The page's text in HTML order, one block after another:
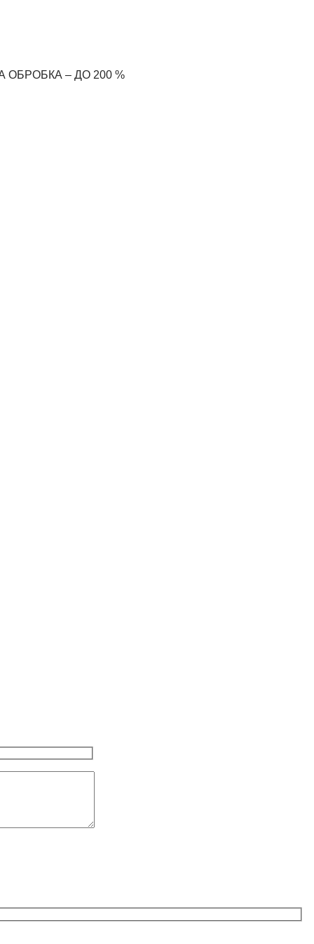
ОБРОБКА – ДО 200 %